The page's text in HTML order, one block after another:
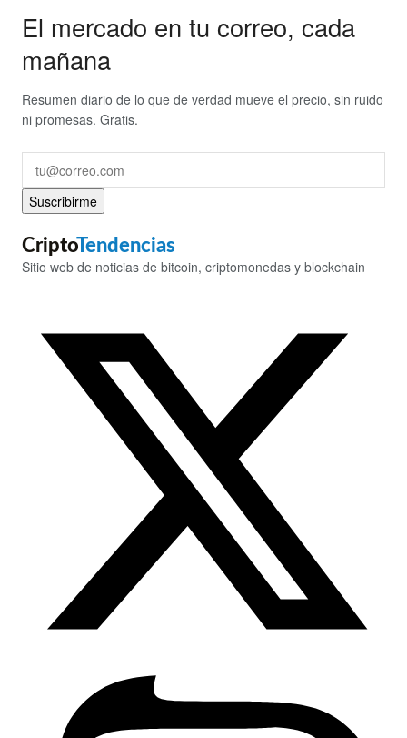
El mercado en tu correo, cada
mañana
Resumen diario de lo que de verdad mueve el precio, sin ruido
ni promesas. Gratis.
Suscribirme
CriptoTendencias
Sitio web de noticias de bitcoin, criptomonedas y blockchain